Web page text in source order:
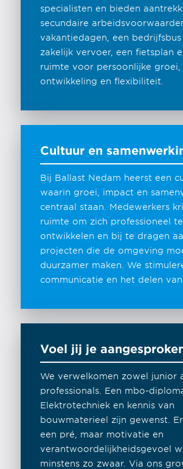
specialisten en bieden
secundaire
vakantiedagen, een
zakelijk vervoer, een fietsplan
ruimte voor persoonlijke groei,
ontwikkeling en flexibiliteit.
Cultuur en
Bij Ballast Nedam heerst een
waarin groei, impact en
centraal staan. Medewerkers
ruimte om zich professioneel te
ontwikkelen en bij te dragen
projecten die de omgeving
duurzamer maken. We
communicatie en het delen van
Voel jij je
We verwelkomen zowel junior
professionals. Een mbo-
Elektrotechniek en kennis van
bouwmaterieel zijn gewenst.
een pré, maar motivatie en
verantwoordelijkheidsgevoel
minstens zo zwaar. Via ons